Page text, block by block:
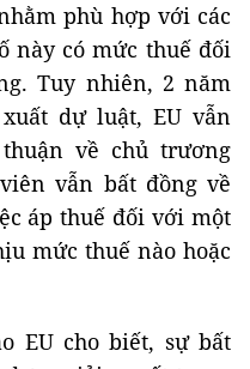
phù hợp với các
này có mức thuế đối
Tuy nhiên, 2 năm
dự luật, EU vẫn
về chủ trương
vẫn bất đồng về
áp thuế đối với một
mức thuế nào hoặc
EU cho biết, sự bất